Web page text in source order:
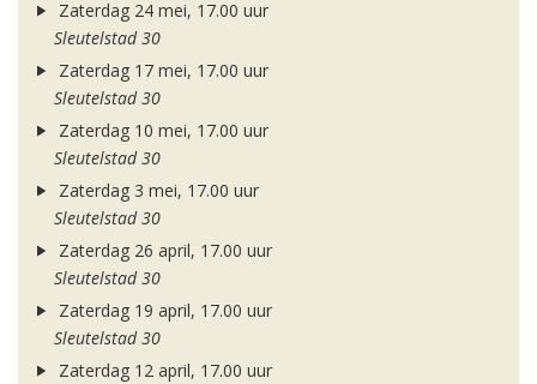
Zaterdag 24 mei, 17.00 uur
Sleutelstad 30
Zaterdag 17 mei, 17.00 uur
Sleutelstad 30
Zaterdag 10 mei, 17.00 uur
Sleutelstad 30
Zaterdag 3 mei, 17.00 uur
Sleutelstad 30
Zaterdag 26 april, 17.00 uur
Sleutelstad 30
Zaterdag 19 april, 17.00 uur
Sleutelstad 30
Zaterdag 12 april, 17.00 uur